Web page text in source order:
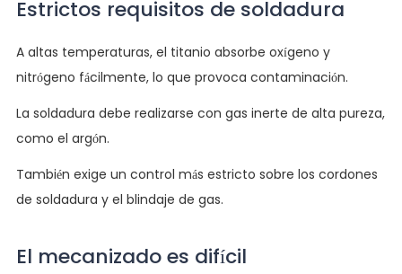
Estrictos requisitos de soldadura
A altas temperaturas, el titanio absorbe oxígeno y
nitrógeno fácilmente, lo que provoca contaminación.
La soldadura debe realizarse con gas inerte de alta pureza,
como el argón.
También exige un control más estricto sobre los cordones
de soldadura y el blindaje de gas.
El mecanizado es difícil